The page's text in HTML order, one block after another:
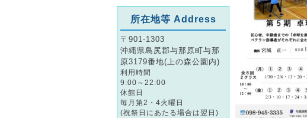
所在地等 Address
〒901-1303
沖縄県島尻郡与那原町与那
原3179番地(上の森公園内)
利用時間
9:00～22:00
休館日
毎月第2・4火曜日
(祝祭日にあたる場合は翌日)